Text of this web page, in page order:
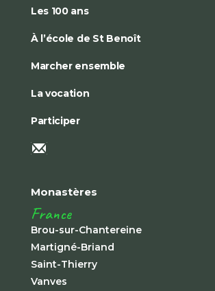
Les 100 ans
À l’école de St Benoît
Marcher ensemble
La vocation
Participer
Monastères
France
Brou-sur-Chantereine
Martigné-Briand
Saint-Thierry
Vanves